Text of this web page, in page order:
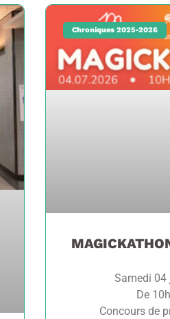
Chroniques 2025-2026
Samedi 04
De
Concours de